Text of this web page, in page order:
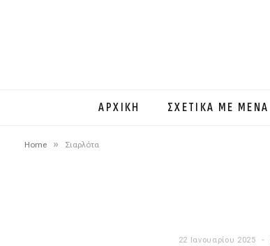
ΑΡΧΙΚΗ ΣΧΕΤΙΚΑ ΜΕ ΜΕΝΑ
Home » Σιαρλότα
22 Ιανουαρίου 2025